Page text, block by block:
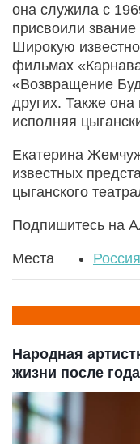
она служила с
присвоили
Широкую
фильмах
«Возвращение
других. Также
исполняя
Екатерина
известных
цыганского
Подпишитесь на
Места Россия
Народная
жизни после